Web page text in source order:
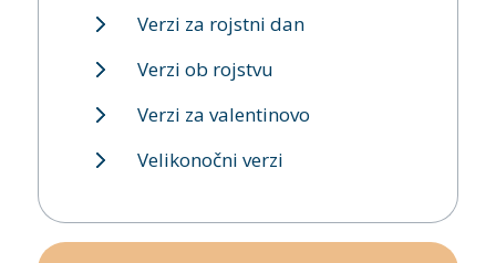
Verzi za rojstni dan
Verzi ob rojstvu
Verzi za valentinovo
Velikonočni verzi